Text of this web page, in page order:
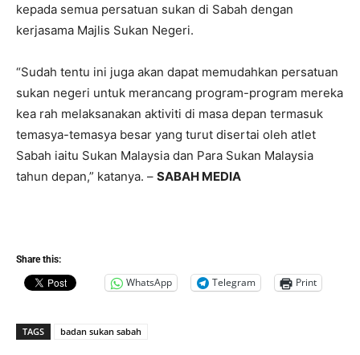
kepada semua persatuan sukan di Sabah dengan
kerjasama Majlis Sukan Negeri.
“Sudah tentu ini juga akan dapat memudahkan persatuan
sukan negeri untuk merancang program-program mereka
kea rah melaksanakan aktiviti di masa depan termasuk
temasya-temasya besar yang turut disertai oleh atlet
Sabah iaitu Sukan Malaysia dan Para Sukan Malaysia
tahun depan,” katanya. – SABAH MEDIA
Share this:
WhatsApp Telegram Print
TAGS badan sukan sabah